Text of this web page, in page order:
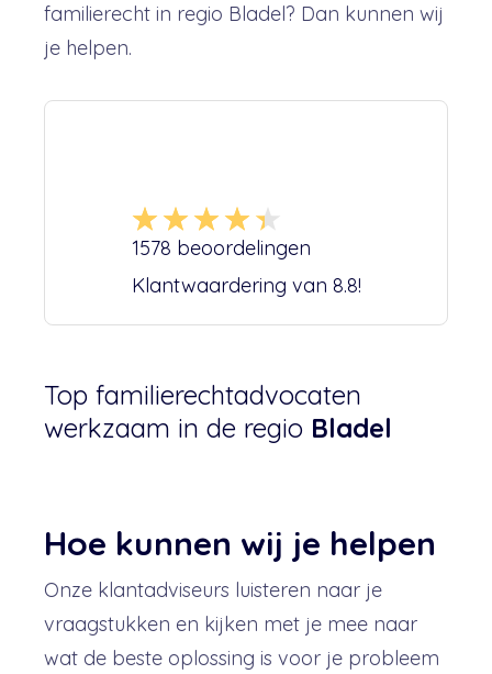
familierecht in regio Bladel? Dan kunnen wij
je helpen.
1578 beoordelingen
Klantwaardering van 8.8!
Top familierechtadvocaten
werkzaam in de regio Bladel
Hoe kunnen wij je helpen
Onze klantadviseurs luisteren naar je
vraagstukken en kijken met je mee naar
wat de beste oplossing is voor je probleem